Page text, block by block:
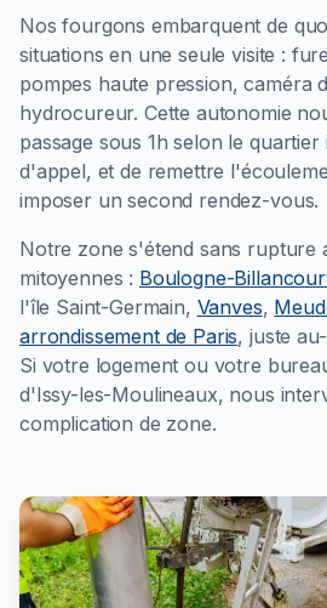
Nos fourgons embarquent de
situations en une seule visite :
pompes haute pression, caméra
hydrocureur. Cette autonomie
passage sous 1h selon le
d'appel, et de remettre
imposer un second rendez-vous.
Notre zone s'étend sans rupture
mitoyennes : Boulogne-
l'île Saint-Germain, Vanves,
arrondissement de Paris, juste
Si votre logement ou votre
d'Issy-les-Moulineaux, nous
complication de zone.